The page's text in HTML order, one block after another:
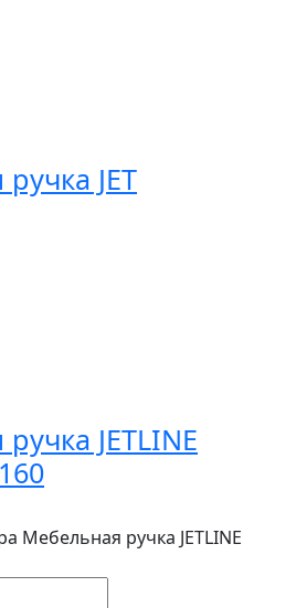
JET
JETLINE
Мебельная ручка JETLINE